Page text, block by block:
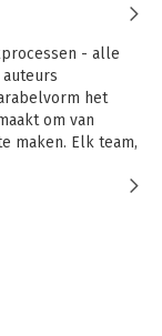
- alle
het
om van
maken. Elk team,
het team en de
onvermijdelijke